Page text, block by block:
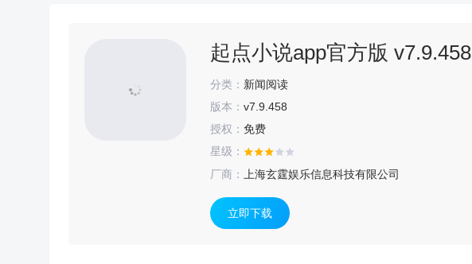
起点小说app官方版 v7.9.458
分类： 新闻阅读
版本： v7.9.458
授权： 免费
星级：
厂商：
上海玄霆娱乐信息科技有限公司
立即下载